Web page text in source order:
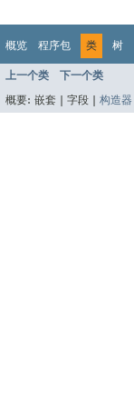
概览 程序包 类 树
上一个类 下一个类
概要: 嵌套 | 字段 | 构造器